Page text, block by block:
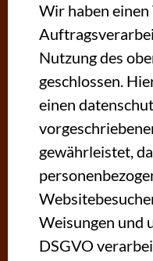
Wir haben
Nutzung des
geschlossen.
einen
gewährleistet,
Weisungen und
DSGVO